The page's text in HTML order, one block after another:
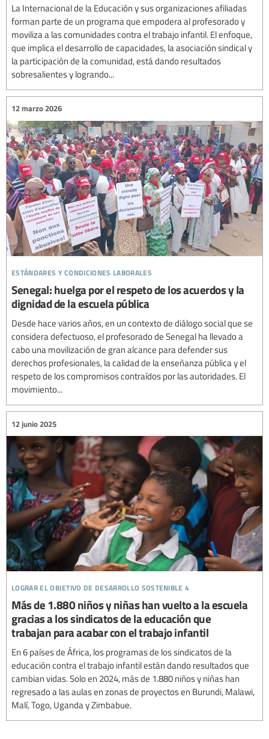
La Internacional de la Educación y sus organizaciones afiliadas
forman parte de un programa que empodera al profesorado y
moviliza a las comunidades contra el trabajo infantil. El enfoque,
que implica el desarrollo de capacidades, la asociación sindical y
la participación de la comunidad, está dando resultados
sobresalientes y logrando...
estándares y condiciones laborales
12 marzo 2026
Senegal: huelga por el respeto de los acuerdos y la
dignidad de la escuela pública
Desde hace varios años, en un contexto de diálogo social que se
considera defectuoso, el profesorado de Senegal ha llevado a
cabo una movilización de gran alcance para defender sus
derechos profesionales, la calidad de la enseñanza pública y el
respeto de los compromisos contraídos por las autoridades. El
movimiento...
lograr el objetivo de desarrollo sostenible 4
12 junio 2025
Más de 1.880 niños y niñas han vuelto a la escuela
gracias a los sindicatos de la educación que
trabajan para acabar con el trabajo infantil
En 6 países de África, los programas de los sindicatos de la
educación contra el trabajo infantil están dando resultados que
cambian vidas. Solo en 2024, más de 1.880 niños y niñas han
regresado a las aulas en zonas de proyectos en Burundi, Malawi,
Malí, Togo, Uganda y Zimbabue.